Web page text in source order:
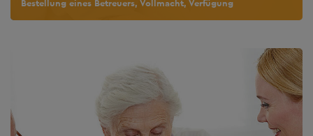
Bestellung eines Betreuers, Vollmacht, Verfügung